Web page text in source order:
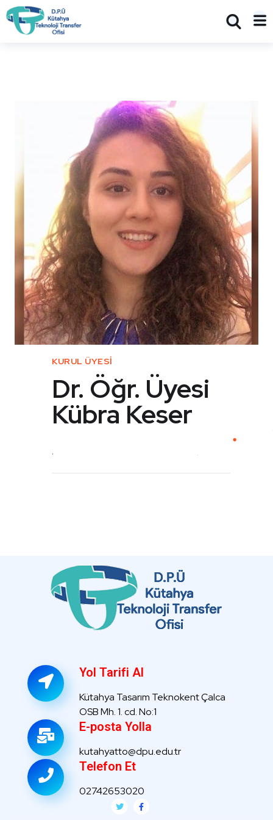
KURUL ÜYESİ
Dr. Öğr. Üyesi
Kübra Keser
.
Yol Tarifi Al
Kütahya Tasarım Teknokent Çalca
OSB Mh. 1. cd. No:1
E-posta Yolla
kutahyatto@dpu.edu.tr
Telefon Et
02742653020